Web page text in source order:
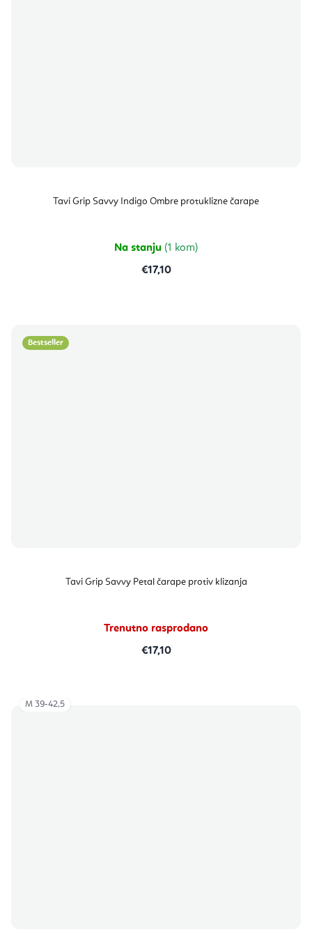
Tavi Grip Savvy Indigo Ombre protuklizne čarape
Na stanju (1 kom)
€17,10
Bestseller
Tavi Grip Savvy Petal čarape protiv klizanja
Trenutno rasprodano
€17,10
M 39-42,5